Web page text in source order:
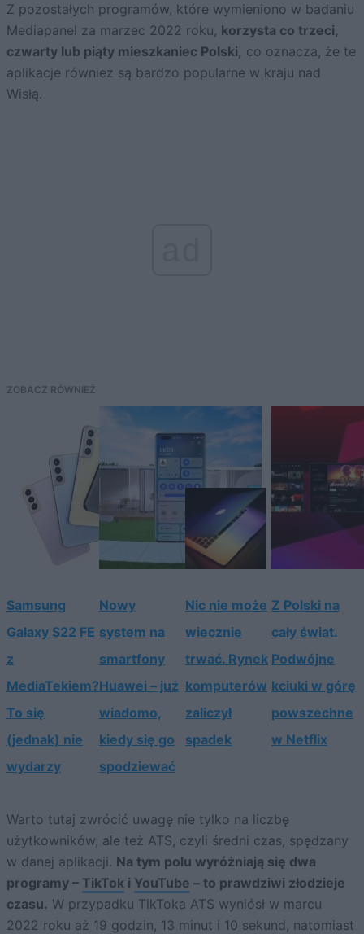
Z pozostałych programów, które wymieniono w badaniu
Mediapanel za marzec 2022 roku, korzysta co trzeci,
czwarty lub piąty mieszkaniec Polski, co oznacza, że te
aplikacje również są bardzo popularne w kraju nad
Wisłą.
ZOBACZ RÓWNIEŻ
Samsung
Galaxy S22 FE
z
MediaTekiem?
To się
(jednak) nie
wydarzy
Nowy
system na
smartfony
Huawei – już
wiadomo,
kiedy się go
spodziewać
Nic nie może
wiecznie
trwać. Rynek
komputerów
zaliczył
spadek
Z Polski na
cały świat.
Podwójne
kciuki w górę
powszechne
w Netflix
Warto tutaj zwrócić uwagę nie tylko na liczbę
użytkowników, ale też ATS, czyli średni czas, spędzany
w danej aplikacji. Na tym polu wyróżniają się dwa
programy – TikTok i YouTube – to prawdziwi złodzieje
czasu. W przypadku TikToka ATS wyniósł w marcu
2022 roku aż 19 godzin, 13 minut i 10 sekund, natomiast